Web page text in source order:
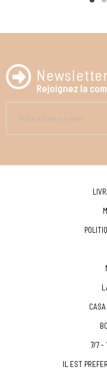
Newsletter
Rejoignez la
7/7 -
IL EST